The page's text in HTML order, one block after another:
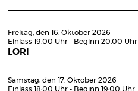
Freitag, den 16. Oktober 2026
Einlass 19:00 Uhr - Beginn 20:00 Uhr
LORI
Samstag, den 17. Oktober 2026
Einlass 18:00 Uhr - Beginn 19:00 Uhr